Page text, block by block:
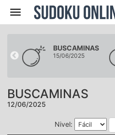
Navegación
BUSCAMINAS
15/06/2025
BUSCAMINAS
12/06/2025
Nivel: